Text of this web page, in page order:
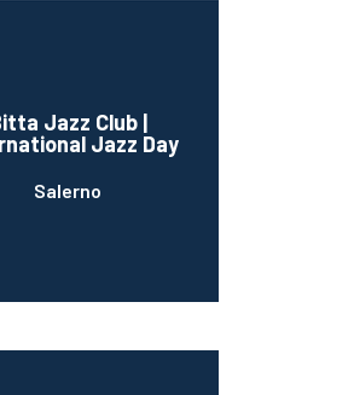
Jazz Club |
Jazz Day
Salerno